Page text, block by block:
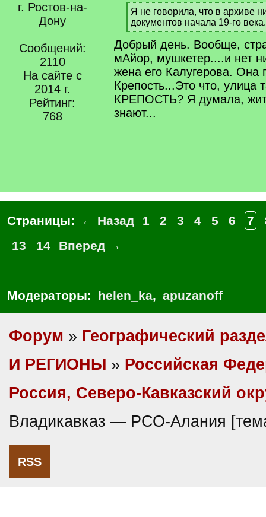
г. Ростов-на-
Дону
Сообщений:
2110
На сайте с
2014 г.
Рейтинг:
768
[
q
]
Я не говорила, что в архиве
документов начала 19-го века.
[
/
q
]
Добрый день. Вообще,
мАйор, мушкетер....и нет
жена его Калугерова. Она
Крепость...Это что, улица
КРЕПОСТЬ? Я думала,
знают...
Страницы: ← Назад 1 2 3 4 5 6 7
13
14 Вперед →
Модераторы: helen_ka, apuzanoff
Форум » Географический
И РЕГИОНЫ » Российская
Россия, Северо-Кавказский
Владикавказ — РСО-Алания
RSS